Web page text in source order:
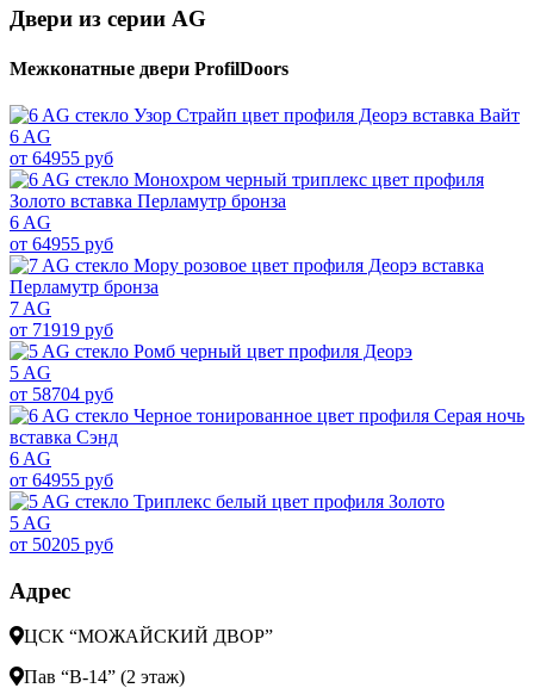
Двери из серии AG
Межконатные двери ProfilDoors
6 AG
от 64955 руб
6 AG
от 64955 руб
7 AG
от 71919 руб
5 AG
от 58704 руб
6 AG
от 64955 руб
5 AG
от 50205 руб
Адрес
ЦСК “МОЖАЙСКИЙ ДВОР”
Пав “В-14” (2 этаж)